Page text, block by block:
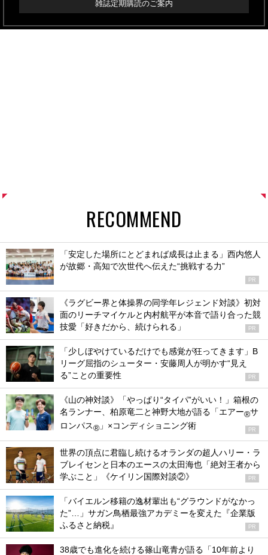
雑誌定期購読のご案内
RECOMMEND
「安定した場所にとどまれば成長は止まる」西内悠人
が故郷・高知で次世代へ伝えた“挑戦する力”
PR
《ラグビー界と体操界の同学年レジェンド対談》初対
面のリーチマイケルと内村航平が本音で語り合った競
技愛「好きだから、続けられる」
PR
「少しぼやけているだけでも感覚が狂ってきます」B
リーグ屈指のシューター・安藤周人が明かす“見え
る”ことの重要性
PR
《山の神対談》「やっぱり“タイパ”がいい！」箱根の
名ランナー、柏原竜二と神野大地が語る「エアー®サ
ロンパス® 」×コンディショニング術 PR
世界の頂点に君臨し続けるオランダの超人ハリー・ラ
ブレイセンと日本のエースの太田海也「絶対王者から
学ぶこと」《ケイリン国際対談②》
PR
「バイエルン移籍の逸材輩出も“グラウンドがなかっ
た”…」サガン鳥栖最強アカデミーを変えた『企業版
ふるさと納税』
PR
38歳でも進化を続ける篠山竜青が語る「10年前より